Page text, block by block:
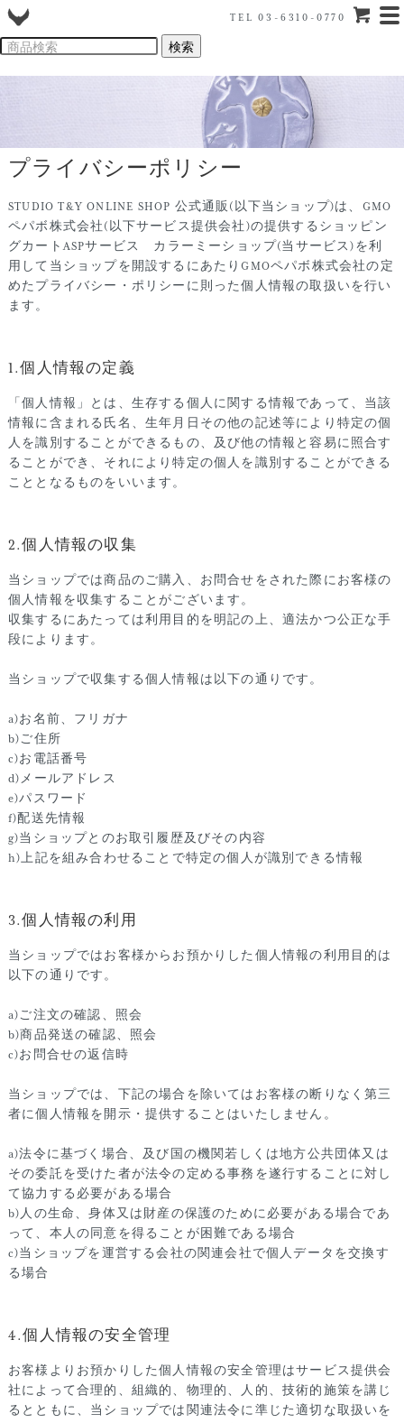
TEL 03-6310-0770
プライバシーポリシー
STUDIO T&Y ONLINE SHOP 公式通販(以下当ショップ)は、 GMO
ペパボ株式会社 (以下サービス提供会社)の提供するショッピン
グカートASPサービス カラーミーショップ (当サービス)を利
用して当ショップを開設するにあたりGMOペパボ株式会社の定
めた プライバシー・ポリシー に則った個人情報の取扱いを行い
ます。
1.個人情報の定義
「個人情報」とは、生存する個人に関する情報であって、当該
情報に含まれる氏名、生年月日その他の記述等により特定の個
人を識別することができるもの、及び他の情報と容易に照合す
ることができ、それにより特定の個人を識別することができる
こととなるものをいいます。
2.個人情報の収集
当ショップでは商品のご購入、お問合せをされた際にお客様の
個人情報を収集することがございます。
収集するにあたっては利用目的を明記の上、適法かつ公正な手
段によります。
当ショップで収集する個人情報は以下の通りです。
a)お名前、フリガナ
b)ご住所
c)お電話番号
d)メールアドレス
e)パスワード
f)配送先情報
g)当ショップとのお取引履歴及びその内容
h)上記を組み合わせることで特定の個人が識別できる情報
3.個人情報の利用
当ショップではお客様からお預かりした個人情報の利用目的は
以下の通りです。
a)ご注文の確認、照会
b)商品発送の確認、照会
c)お問合せの返信時
当ショップでは、下記の場合を除いてはお客様の断りなく第三
者に個人情報を開示・提供することはいたしません。
a)法令に基づく場合、及び国の機関若しくは地方公共団体又は
その委託を受けた者が法令の定める事務を遂行することに対し
て協力する必要がある場合
b)人の生命、身体又は財産の保護のために必要がある場合であ
って、本人の同意を得ることが困難である場合
c)当ショップを運営する会社の関連会社で個人データを交換す
る場合
4.個人情報の安全管理
お客様よりお預かりした個人情報の安全管理はサービス提供会
社によって合理的、組織的、物理的、人的、技術的施策を講じ
るとともに、当ショップでは関連法令に準じた適切な取扱いを